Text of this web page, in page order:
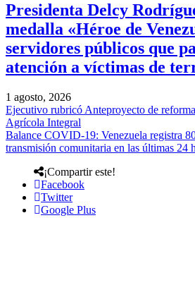
Presidenta Delcy
medalla «Héroe de
servidores públicos que
atención a víctimas de
1 agosto, 2026
Ejecutivo rubricó Anteproyecto de
Agrícola Integral
Balance COVID-19: Venezuela registra
transmisión comunitaria en las últimas 24
¡Compartir este!
Facebook
Twitter
Google Plus